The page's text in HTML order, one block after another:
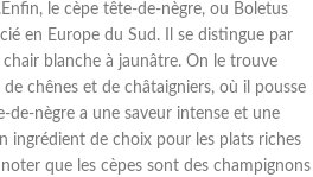
le cèpe tête-de-nègre, ou Boletus
en Europe du Sud. Il se distingue par
blanche à jaunâtre. On le trouve
chênes et de châtaigniers, où il pousse
de-nègre a une saveur intense et une
ingrédient de choix pour les plats riches
que les cèpes sont des champignons